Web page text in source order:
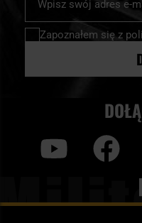
nasz
newsletter:
Zapoznałem się z